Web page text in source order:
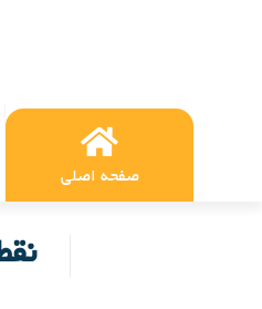
صفحه اصلی